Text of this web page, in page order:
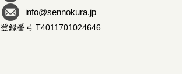
info@sennokura.jp
登録番号 T4011701024646